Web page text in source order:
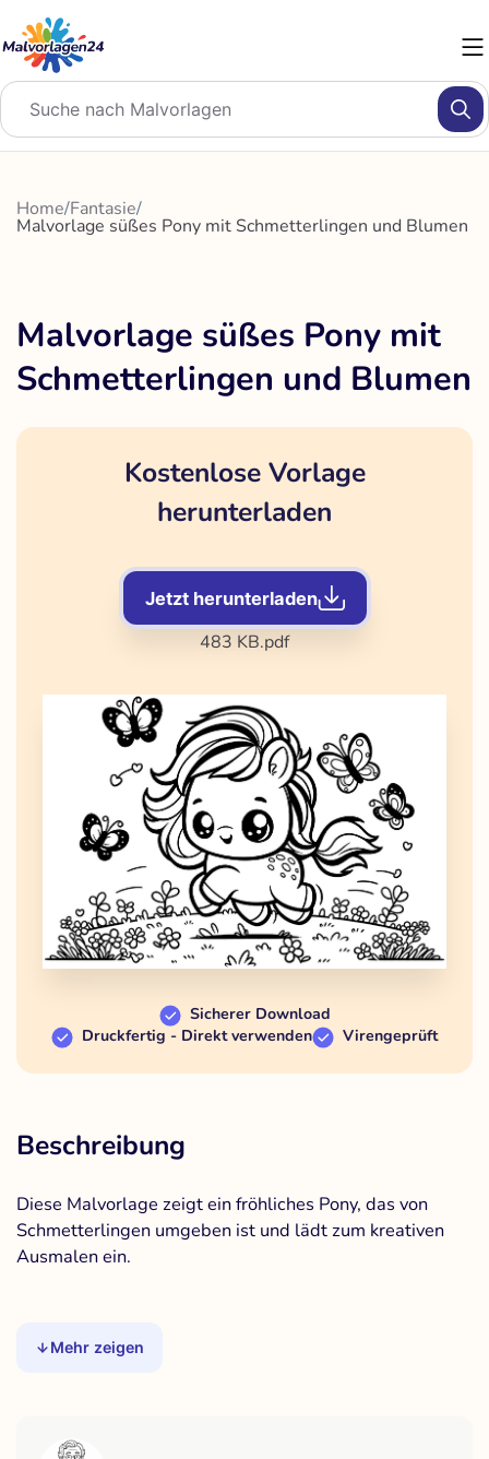
Inhalt
springen
Home/Fantasie/
Malvorlage süßes Pony mit Schmetterlingen und Blumen
Malvorlage süßes Pony mit
Schmetterlingen und Blumen
Kostenlose Vorlage
herunterladen
Jetzt herunterladen
483 KB.pdf
Sicherer Download
Druckfertig - Direkt verwenden
Virengeprüft
Beschreibung
Diese Malvorlage zeigt ein fröhliches Pony, das von
Schmetterlingen umgeben ist und lädt zum kreativen
Ausmalen ein.
Mehr zeigen